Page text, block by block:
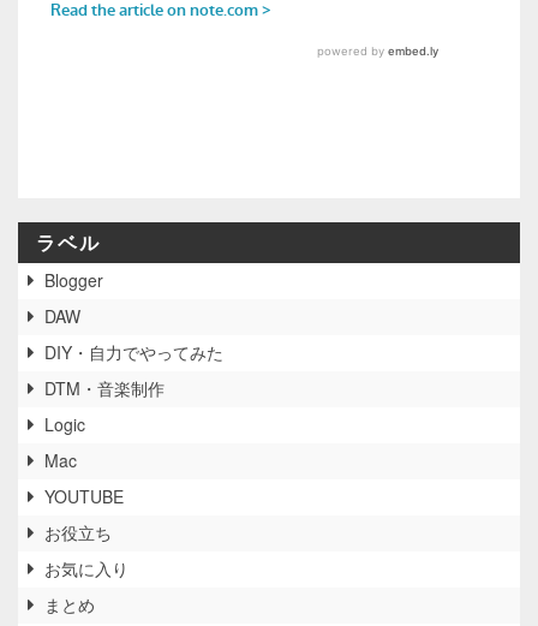
ラベル
Blogger
DAW
DIY・自力でやってみた
DTM・音楽制作
Logic
Mac
YOUTUBE
お役立ち
お気に入り
まとめ